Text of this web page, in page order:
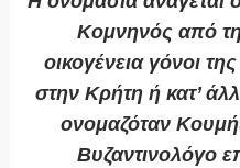
Κομνηνός από
οικογένεια γόνοι
στην Κρήτη ή κατ’
ονομαζόταν
Βυζαντινολόγο